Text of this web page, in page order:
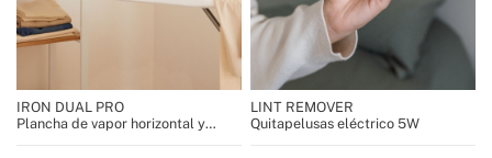
IRON DUAL PRO
Plancha de vapor horizontal y
LINT REMOVER
Quitapelusas eléctrico 5W